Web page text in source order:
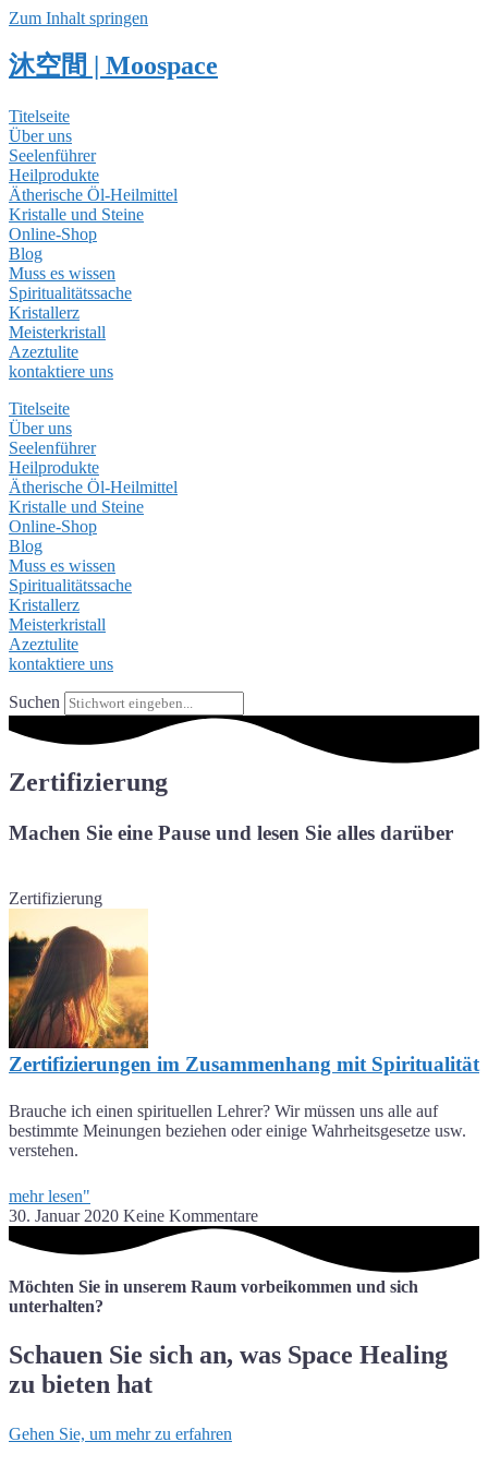
Zum Inhalt springen
沐空間 | Moospace
Titelseite
Über uns
Seelenführer
Heilprodukte
Ätherische Öl-Heilmittel
Kristalle und Steine
Online-Shop
Blog
Muss es wissen
Spiritualitätssache
Kristallerz
Meisterkristall
Azeztulite
kontaktiere uns
Titelseite
Über uns
Seelenführer
Heilprodukte
Ätherische Öl-Heilmittel
Kristalle und Steine
Online-Shop
Blog
Muss es wissen
Spiritualitätssache
Kristallerz
Meisterkristall
Azeztulite
kontaktiere uns
Suchen
Zertifizierung
Machen Sie eine Pause und lesen Sie alles darüber
Zertifizierung
Zertifizierungen im Zusammenhang mit Spiritualität
Brauche ich einen spirituellen Lehrer? Wir müssen uns alle auf
bestimmte Meinungen beziehen oder einige Wahrheitsgesetze usw.
verstehen.
mehr lesen"
30. Januar 2020 Keine Kommentare
Möchten Sie in unserem Raum vorbeikommen und sich
unterhalten?
Schauen Sie sich an, was Space Healing
zu bieten hat
Gehen Sie, um mehr zu erfahren